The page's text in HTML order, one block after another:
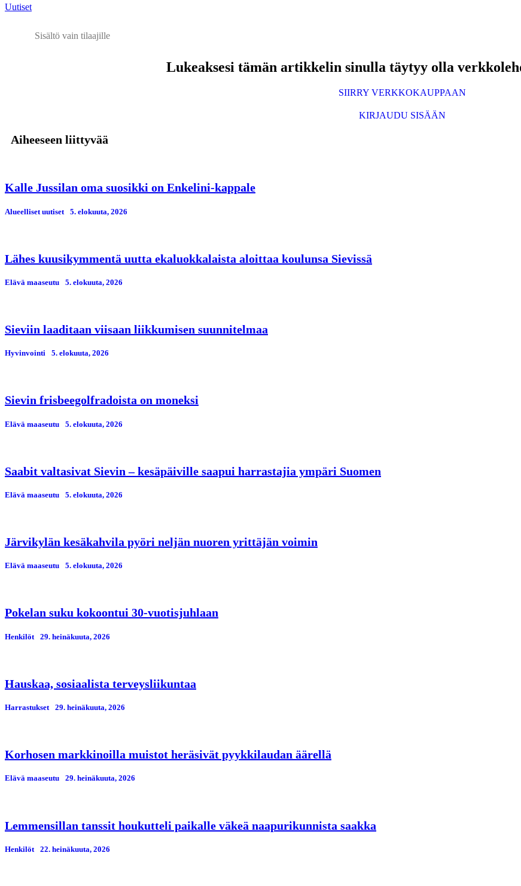
Uutiset
Sisältö vain tilaajille
Lukeaksesi tämän artikkelin sinulla täytyy olla
SIIRRY VERKKOKAUPPAAN
KIRJAUDU SISÄÄN
Aiheeseen liittyvää
Kalle Jussilan oma suosikki on Enkelini-kappale
Alueelliset uutiset 5. elokuuta, 2026
Lähes kuusikymmentä uutta ekaluokkalaista aloittaa koulunsa Sievissä
Elävä maaseutu 5. elokuuta, 2026
Sieviin laaditaan viisaan liikkumisen suunnitelmaa
Hyvinvointi 5. elokuuta, 2026
Sievin frisbeegolfradoista on moneksi
Elävä maaseutu 5. elokuuta, 2026
Saabit valtasivat Sievin – kesäpäiville saapui harrastajia ympäri Suomen
Elävä maaseutu 5. elokuuta, 2026
Järvikylän kesäkahvila pyöri neljän nuoren yrittäjän voimin
Elävä maaseutu 5. elokuuta, 2026
Pokelan suku kokoontui 30-vuotisjuhlaan
Henkilöt 29. heinäkuuta, 2026
Hauskaa, sosiaalista terveysliikuntaa
Harrastukset 29. heinäkuuta, 2026
Korhosen markkinoilla muistot heräsivät pyykkilaudan äärellä
Elävä maaseutu 29. heinäkuuta, 2026
Lemmensillan tanssit houkutteli paikalle väkeä naapurikunnista saakka
Henkilöt 22. heinäkuuta, 2026